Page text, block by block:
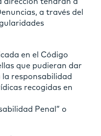
a través del
en el Código
que pudieran dar
la responsabilidad
recogidas en
Penal” o